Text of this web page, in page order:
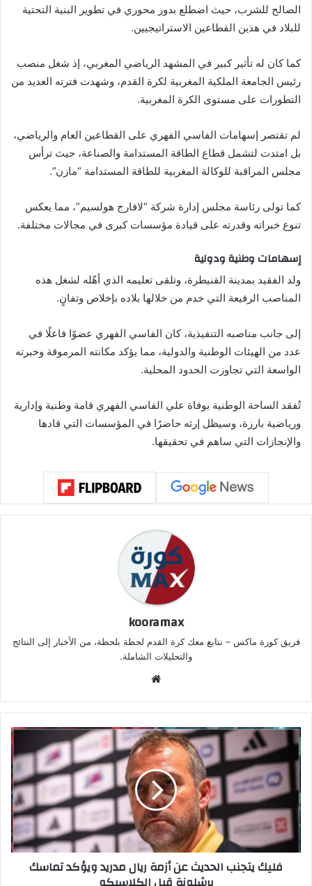
الصالح للشرب، حيث اضطلع بدور محوري في تطوير البنية التحتية
للبلاد في هذين القطاعين الاستراتيجيين.
كما كان له تأثير كبير في المشهد الرياضي المغربي، إذ شغل منصب
رئيس الجامعة الملكية المغربية لكرة القدم، وشهدت فترته العديد من
التطورات على مستوى الكرة المغربية.
لم تقتصر إسهامات الفاسي الفهري على القطاعين العام والرياضي،
بل امتدت لتشمل قطاع الطاقة المستدامة والصناعة، حيث ترأس
مجلس المراقبة للوكالة المغربية للطاقة المستدامة “مازن”.
كما تولى رئاسة مجلس إدارة شركة “لافارج هولسيم”، مما يعكس
تنوع خبراته وقدرته على قيادة مؤسسات كبرى في مجالات مختلفة.
إسهامات وطنية ودولية
ولد الفقيد بمدينة القنيطرة، وتلقى تعليمه الذي أهّله لشغل هذه
المناصب الرفيعة التي خدم من خلالها بلاده بإخلاص وتفانٍ.
إلى جانب مناصبه التنفيذية، كان الفاسي الفهري عضوًا فاعلًا في
عدد من الهيئات الوطنية والدولية، مما يؤكد مكانته المرموقة وخبرته
الواسعة التي تجاوزت الحدود المحلية.
تُفقد الساحة الوطنية بوفاة علي الفاسي الفهري قامة وطنية وإدارية
ورياضية بارزة، وسيظل إرثه حاضرًا في المؤسسات التي قادها
والإنجازات التي ساهم في تحقيقها.
kooramax
فريق كورة ماكس – نتابع معك كرة القدم لحظة بلحظة، من الأخبار إلى النتائج
والتحليلات الشاملة.
الوي
ب
فليك يتجنب الحديث عن أزمة ريال مدريد ويؤكد تماسك